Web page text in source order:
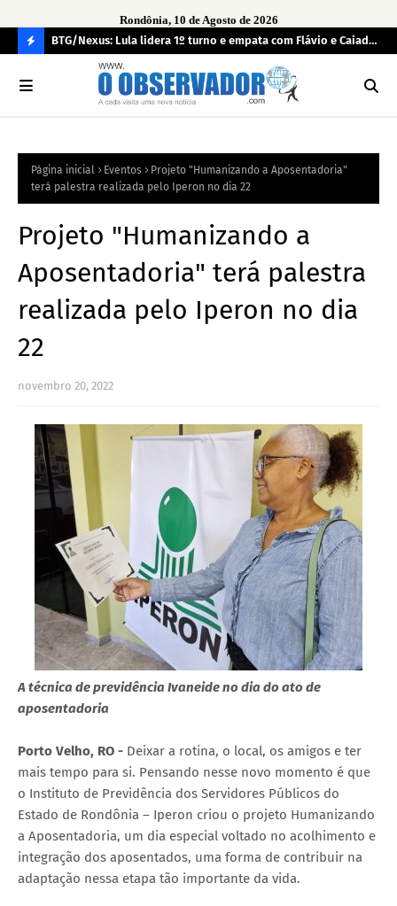
Rondônia, 10 de Agosto de 2026
O
R
BTG/Nexus: Lula lidera 1º turno e empata com Flávio e Caiado
Página inicial Eventos
Projeto "Humanizando a Aposentadoria"
terá palestra realizada pelo Iperon no dia 22
Projeto "Humanizando a
Aposentadoria" terá palestra
realizada pelo Iperon no dia
22
novembro 20, 2022
A técnica de previdência Ivaneide no dia do ato de
aposentadoria
Porto Velho, RO - Deixar a rotina, o local, os amigos e ter
mais tempo para si. Pensando nesse novo momento é que
o Instituto de Previdência dos Servidores Públicos do
Estado de Rondônia – Iperon criou o projeto Humanizando
a Aposentadoria, um dia especial voltado no acolhimento e
integração dos aposentados, uma forma de contribuir na
adaptação nessa etapa tão importante da vida.